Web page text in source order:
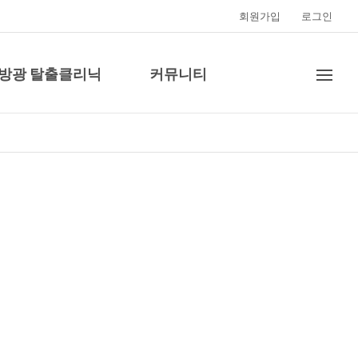
회원가입 로그인
광 탈출클리닉 커뮤니티